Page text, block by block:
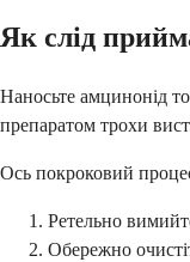
Як слід
Наносьте амцинонід
препаратом трохи
Ось покроковий
Ретельно
Обережно